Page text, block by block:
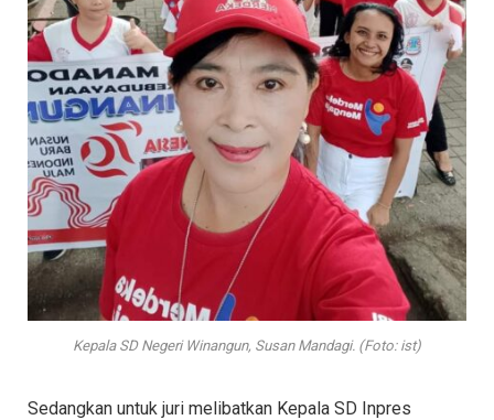
Kepala SD Negeri Winangun, Susan Mandagi. (Foto: ist)
Sedangkan untuk juri melibatkan Kepala SD Inpres